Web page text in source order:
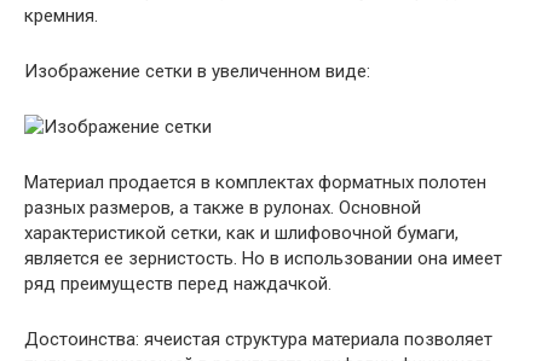
кремния.
Изображение сетки в увеличенном виде:
Материал продается в комплектах форматных полотен
разных размеров, а также в рулонах. Основной
характеристикой сетки, как и шлифовочной бумаги,
является ее зернистость. Но в использовании она имеет
ряд преимуществ перед наждачкой.
Достоинства: ячеистая структура материала позволяет